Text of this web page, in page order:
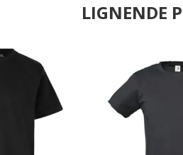
LIGNENDE